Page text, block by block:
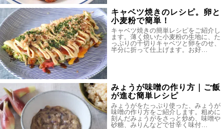
キャベツ焼きのレシピ。卵と
小麦粉で簡単！
キャベツ焼きの簡単レシピをご紹介し
ます。薄く焼いた小麦粉の生地に、た
っぷりの千切りキャベツと卵をのせ、
半分に折って仕上げます。お好…
みょうが味噌の作り方｜ご飯
が進む簡単レシピ
みょうがをたっぷり使った、みょうが
味噌の作り方をご紹介します。粗めに
刻んだみょうがをさっと炒め、味噌や
砂糖、みりんなどで甘辛く味付…